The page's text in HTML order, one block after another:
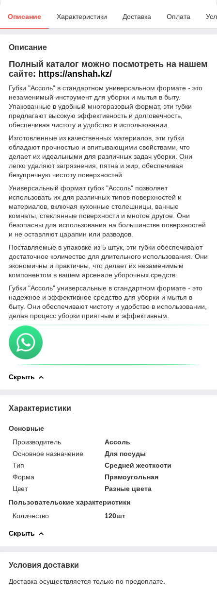
Описание Характеристики Доставка Оплата
Описание
Полный каталог можно посмотреть на нашем
сайте: https://anshah.kz/
Губки "Ассоль" в стандартном универсальном формате - это
незаменимый инструмент для уборки и мытья в быту.
Упакованные в удобный многоразовый формат, эти губки
предлагают высокую эффективность и долговечность,
обеспечивая чистоту и удобство в использовании.
Изготовленные из качественных материалов, эти губки
обладают прочностью и впитывающими свойствами, что
делает их идеальными для различных задач уборки. Они
легко удаляют загрязнения, пятна и жир, обеспечивая
безупречную чистоту поверхностей.
Универсальный формат губок "Ассоль" позволяет
использовать их для различных типов поверхностей и
материалов, включая кухонные столешницы, ванные
комнаты, стеклянные поверхности и многое другое. Они
безопасны для использования на большинстве поверхностей
и не оставляют царапин или разводов.
Поставляемые в упаковке из 5 штук, эти губки обеспечивают
достаточное количество для длительного использования. Они
экономичны и практичны, что делает их незаменимым
компонентом в вашем арсенале уборочных средств.
Губки "Ассоль" универсальные в стандартном формате - это
надежное и эффективное средство для уборки и мытья в
быту. Они обеспечивают чистоту и удобство в использовании,
делая процесс уборки приятным и эффективным.
Скрыть
Характеристики
Основные
Производитель
Ассоль
Основное назначение
Для посуды
Тип
Средней жесткости
Форма
Прямоугольная
Цвет
Разные цвета
Пользовательские характеристики
Количество
120шт
Скрыть
Условия доставки
Доставка осуществляется только по предоплате.